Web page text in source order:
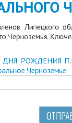
Липецкого
Черноземья.
РОЖДЕНИЯ
Черноземье